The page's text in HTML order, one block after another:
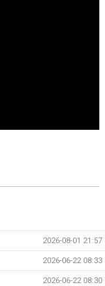
2026-08-01 21:57
2026-06-22 08:33
2026-06-22 08:30